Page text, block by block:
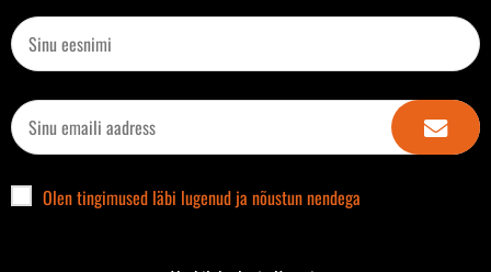
Olen tingimused läbi lugenud ja nõustun nendega